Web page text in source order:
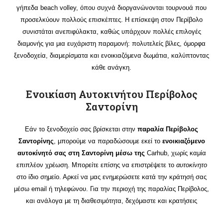
γήπεδα beach volley, όπου συχνά διοργανώνονται τουρνουά που
προσελκύουν πολλούς επισκέπτες. Η επίσκεψη στον Περίβολο
συνιστάται ανεπιφύλακτα, καθώς υπάρχουν πολλές επιλογές
διαμονής για μια ευχάριστη παραμονή: πολυτελείς βίλες, όμορφα
ξενοδοχεία, διαμερίσματα και ενοικιαζόμενα δωμάτια, καλύπτοντας
κάθε ανάγκη.
Ενοικίαση Αυτοκινήτου Περίβολος
Σαντορίνη
Εάν το ξενοδοχείο σας βρίσκεται στην παραλία Περίβολος
Σαντορίνης, μπορούμε να παραδώσουμε εκεί το ενοικιαζόμενο
αυτοκίνητό σας στη Σαντορίνη μέσω της Carhub, χωρίς καμία
επιπλέον χρέωση. Μπορείτε επίσης να επιστρέψετε το αυτοκίνητο
στο ίδιο σημείο. Αρκεί να μας ενημερώσετε κατά την κράτησή σας
μέσω email ή τηλεφώνου. Για την περιοχή της παραλίας Περίβολος,
και ανάλογα με τη διαθεσιμότητα, δεχόμαστε και κρατήσεις